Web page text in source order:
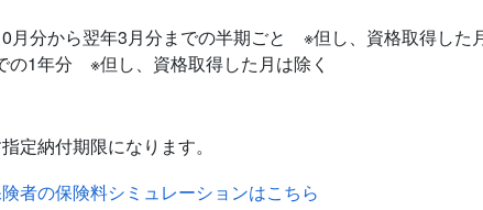
月分から翌年3月分までの半期ごと ※但し、資格取得した
の1年分 ※但し、資格取得した月は除く
定納付期限になります。
者の保険料シミュレーションはこちら